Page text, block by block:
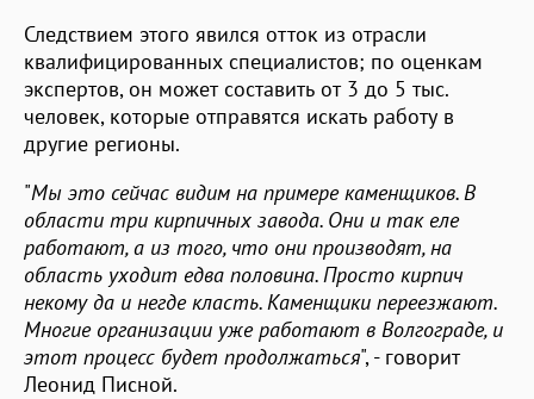
Следствием этого явился отток из отрасли
квалифицированных специалистов; по оценкам
экспертов, он может составить от 3 до 5 тыс.
человек, которые отправятся искать работу в
другие регионы.
"Мы это сейчас видим на примере каменщиков. В
области три кирпичных завода. Они и так еле
работают, а из того, что они производят, на
область уходит едва половина. Просто кирпич
некому да и негде класть. Каменщики переезжают.
Многие организации уже работают в Волгограде, и
этот процесс будет продолжаться", - говорит
Леонид Писной.